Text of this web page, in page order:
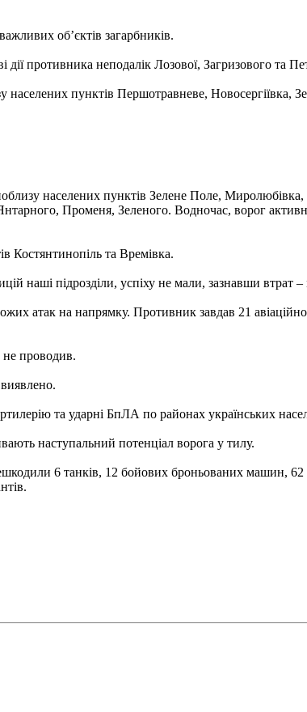
об’єктів загарбників.
противника неподалік Лозової, Загризового та
пунктів Першотравневе, Новосергіївка,
населених пунктів Зелене Поле, Миролюбівка,
Променя, Зеленого. Водночас, ворог
Костянтинопіль та Времівка.
наші підрозділи, успіху не мали, зазнавши втрат –
атак на напрямку. Противник завдав 21
не проводив.
та ударні БпЛА по районах українських
наступальний потенціал ворога у тилу.
6 танків, 12 бойових броньованих машин,